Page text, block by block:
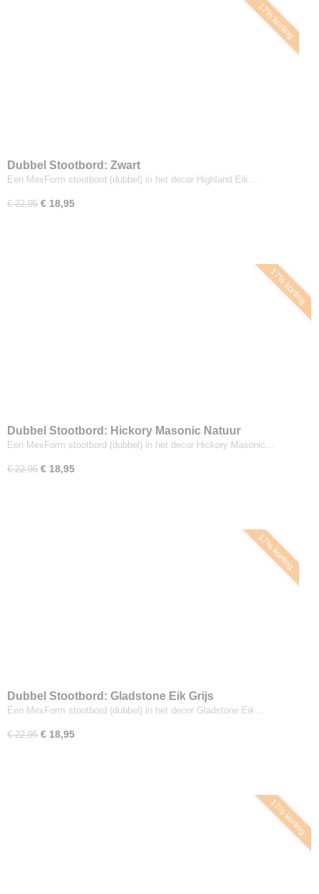
17% korting
Dubbel Stootbord: Zwart
Een MexForm stootbord (dubbel) in het decor Highland Eik…
€ 22,95 € 18,95
17% korting
Dubbel Stootbord: Hickory Masonic Natuur
Een MexForm stootbord (dubbel) in het decor Hickory Masonic…
€ 22,95 € 18,95
17% korting
Dubbel Stootbord: Gladstone Eik Grijs
Een MexForm stootbord (dubbel) in het decor Gladstone Eik…
€ 22,95 € 18,95
17% korting